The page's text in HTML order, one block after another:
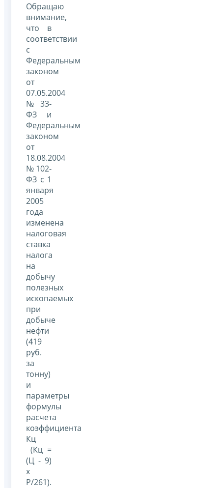
Обращаю
внимание,
что в
соответствии
с
Федеральным
законом
от
07.05.2004
№ 33-
ФЗ и
Федеральным
законом
от
18.08.2004
№ 102-
ФЗ с 1
января
2005
года
изменена
налоговая
ставка
налога
на
добычу
полезных
ископаемых
при
добыче
нефти
(419
руб.
за
тонну)
и
параметры
формулы
расчета
коэффициента
Кц
(Кц =
(Ц - 9)
х
Р/261).